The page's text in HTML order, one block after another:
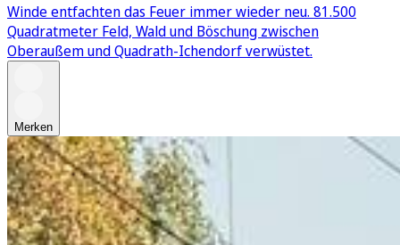
Winde entfachten das Feuer immer wieder neu. 81.500
Quadratmeter Feld, Wald und Böschung zwischen
Oberaußem und Quadrath-Ichendorf verwüstet.
Merken